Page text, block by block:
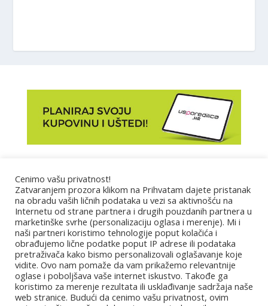
Impressum
Uslovi korišćenja
Kontakt
Cenimo vašu privatnost!
Zatvaranjem prozora klikom na Prihvatam dajete pristanak
na obradu vaših ličnih podataka u vezi sa aktivnošću na
Internetu od strane partnera i drugih pouzdanih partnera u
marketinške svrhe (personalizaciju oglasa i merenje). Mi i
naši partneri koristimo tehnologije poput kolačića i
obrađujemo lične podatke poput IP adrese ili podataka
pretraživača kako bismo personalizovali oglašavanje koje
vidite. Ovo nam pomaže da vam prikažemo relevantnije
oglase i poboljšava vaše internet iskustvo. Takođe ga
koristimo za merenje rezultata ili usklađivanje sadržaja naše
web stranice. Budući da cenimo vašu privatnost, ovim